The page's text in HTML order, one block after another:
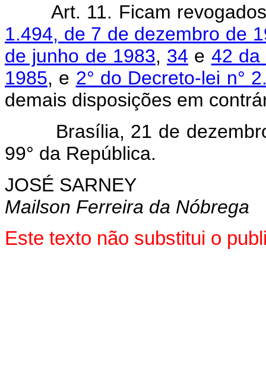
Art. 11. Ficam
1.494, de 7 de dezembro de
de junho de 1983, 34 e 42 da
1985, e 2° do Decreto-lei n°
demais disposições em
Brasília, 21 de dezembro
99° da República.
JOSÉ SARNEY
Mailson Ferreira da Nóbrega
Este texto não substitui o